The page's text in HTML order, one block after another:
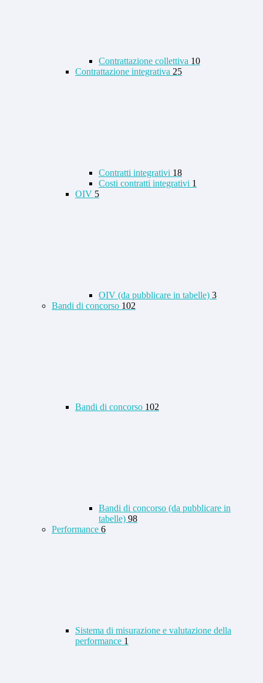
Contrattazione collettiva 10
Contrattazione integrativa 25
Contratti integrativi 18
Costi contratti integrativi 1
OIV 5
OIV (da pubblicare in tabelle) 3
Bandi di concorso 102
Bandi di concorso 102
Bandi di concorso (da pubblicare in
tabelle) 98
Performance 6
Sistema di misurazione e valutazione della
performance 1